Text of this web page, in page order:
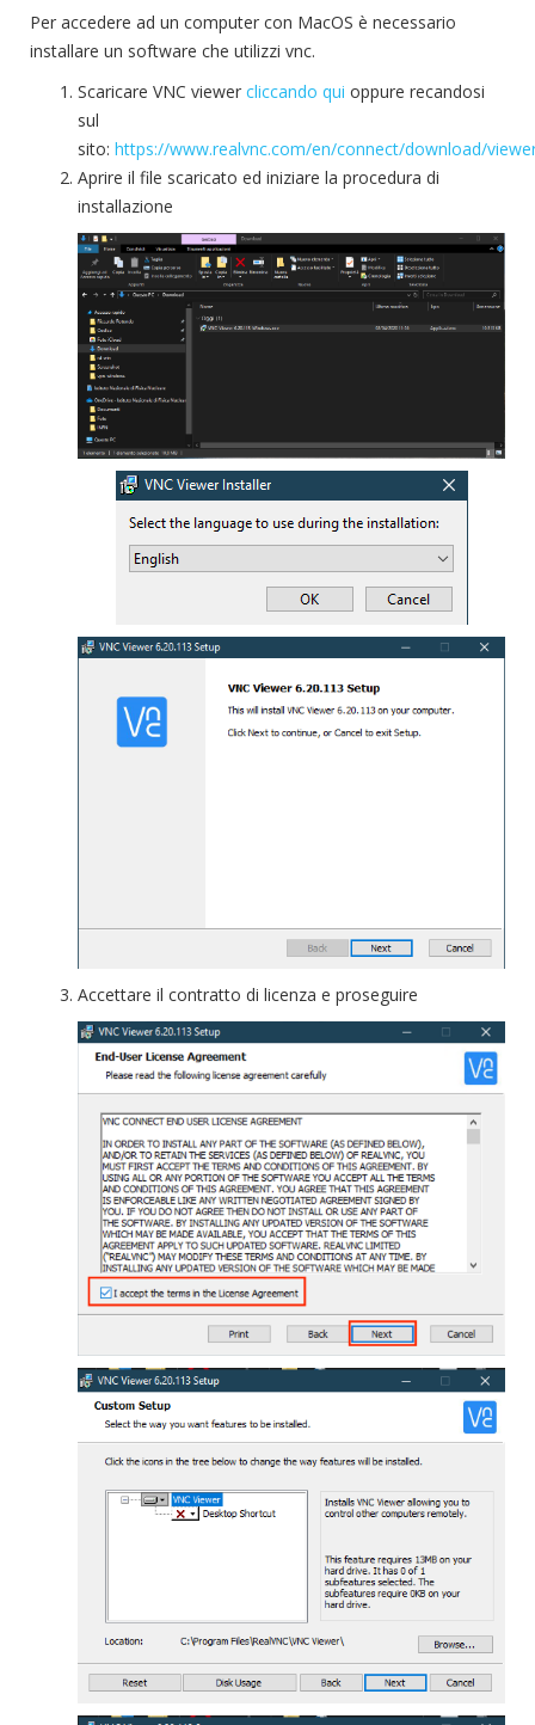
Per accedere ad un computer con MacOS è necessario
installare un software che utilizzi vnc.
Scaricare VNC viewer cliccando qui oppure recandosi
sul
sito: https://www.realvnc.com/en/connect/download/
Aprire il file scaricato ed iniziare la procedura di
installazione
Accettare il contratto di licenza e proseguire